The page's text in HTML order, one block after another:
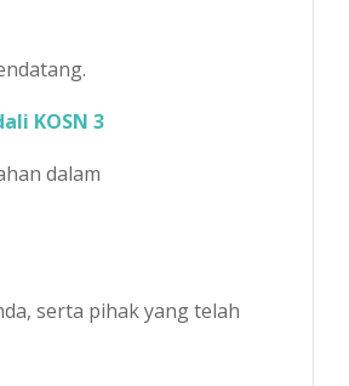
KOSN 3
dalam
serta pihak yang telah